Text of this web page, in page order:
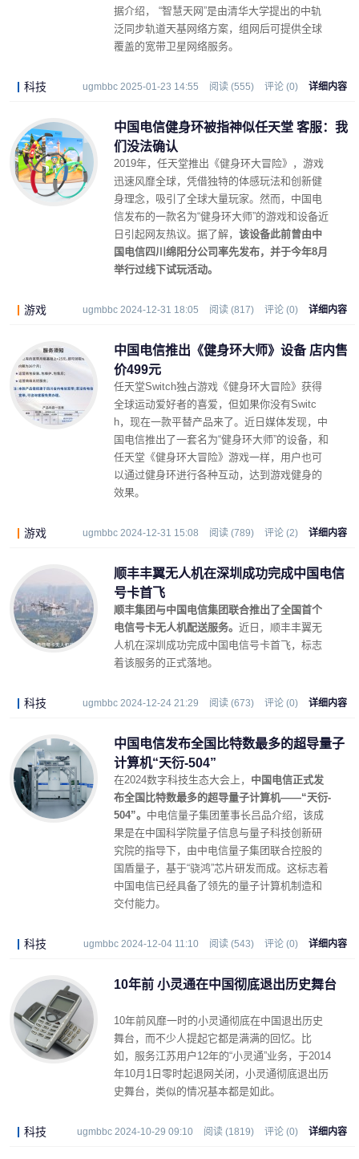
据介绍， “智慧天网”是由清华大学提出的中轨
泛同步轨道天基网络方案，组网后可提供全球
覆盖的宽带卫星网络服务。
科技 ugmbbc 2025-01-23 14:55 阅读 (555) 评论 (0) 详细内容
中国电信健身环被指神似任天堂 客服：我
们没法确认
2019年，任天堂推出《健身环大冒险》，游戏
迅速风靡全球，凭借独特的体感玩法和创新健
身理念，吸引了全球大量玩家。然而，中国电
信发布的一款名为“健身环大师”的游戏和设备近
日引起网友热议。据了解， 该设备此前曾由中
国电信四川绵阳分公司率先发布，并于今年8月
举行过线下试玩活动。
游戏 ugmbbc 2024-12-31 18:05 阅读 (817) 评论 (0) 详细内容
中国电信推出《健身环大师》设备 店内售
价499元
任天堂Switch独占游戏《健身环大冒险》获得
全球运动爱好者的喜爱，但如果你没有Switc
h，现在一款平替产品来了。近日媒体发现，中
国电信推出了一套名为“健身环大师”的设备，和
任天堂《健身环大冒险》游戏一样，用户也可
以通过健身环进行各种互动，达到游戏健身的
效果。
游戏 ugmbbc 2024-12-31 15:08 阅读 (789) 评论 (2) 详细内容
顺丰丰翼无人机在深圳成功完成中国电信
号卡首飞
顺丰集团与中国电信集团联合推出了全国首个
电信号卡无人机配送服务。 近日，顺丰丰翼无
人机在深圳成功完成中国电信号卡首飞，标志
着该服务的正式落地。
科技 ugmbbc 2024-12-24 21:29 阅读 (673) 评论 (0) 详细内容
中国电信发布全国比特数最多的超导量子
计算机“天衍-504”
在2024数字科技生态大会上， 中国电信正式发
布全国比特数最多的超导量子计算机——“天衍-
504”。 中电信量子集团董事长吕品介绍，该成
果是在中国科学院量子信息与量子科技创新研
究院的指导下，由中电信量子集团联合控股的
国盾量子，基于“骁鸿”芯片研发而成。这标志着
中国电信已经具备了领先的量子计算机制造和
交付能力。
科技 ugmbbc 2024-12-04 11:10 阅读 (543) 评论 (0) 详细内容
10年前 小灵通在中国彻底退出历史舞台
10年前风靡一时的小灵通彻底在中国退出历史
舞台，而不少人提起它都是满满的回忆。比
如，服务江苏用户12年的“小灵通”业务，于2014
年10月1日零时起退网关闭，小灵通彻底退出历
史舞台，类似的情况基本都是如此。
科技 ugmbbc 2024-10-29 09:10 阅读 (1819) 评论 (0) 详细内容